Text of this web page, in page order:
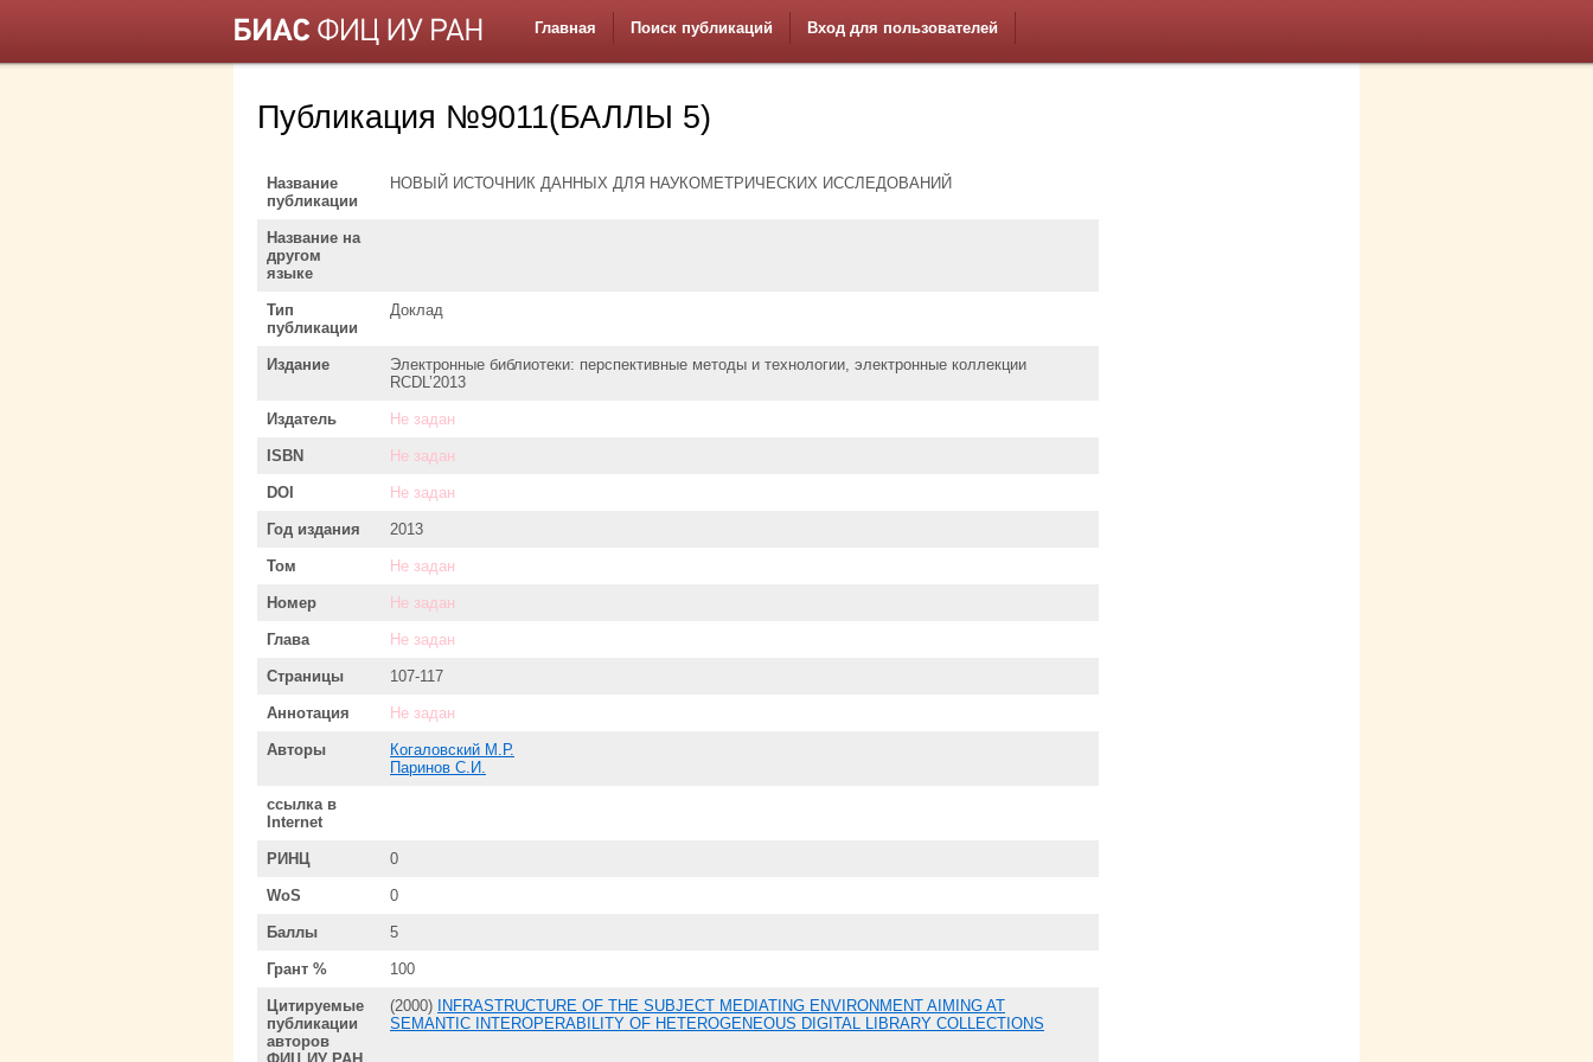
Главная Поиск публикаций Вход для пользователей
Публикация №9011(БАЛЛЫ 5)
Название
публикации
НОВЫЙ ИСТОЧНИК ДАННЫХ ДЛЯ НАУКОМЕТРИЧЕСКИХ ИССЛЕДОВАНИЙ
Название на
другом
языке
Тип
публикации
Доклад
Издание
Электронные библиотеки: перспективные методы и технологии, электронные коллекции
RCDL’2013
Издатель Не задан
ISBN Не задан
DOI Не задан
Год издания 2013
Том Не задан
Номер Не задан
Глава Не задан
Страницы 107-117
Аннотация Не задан
Авторы
Когаловский М.Р.
Паринов С.И.
ссылка в
Internet
РИНЦ 0
WoS 0
Баллы 5
Грант % 100
Цитируемые
публикации
авторов
(2000)
INFRASTRUCTURE OF THE SUBJECT MEDIATING ENVIRONMENT AIMING AT
SEMANTIC INTEROPERABILITY OF HETEROGENEOUS DIGITAL LIBRARY COLLECTIONS